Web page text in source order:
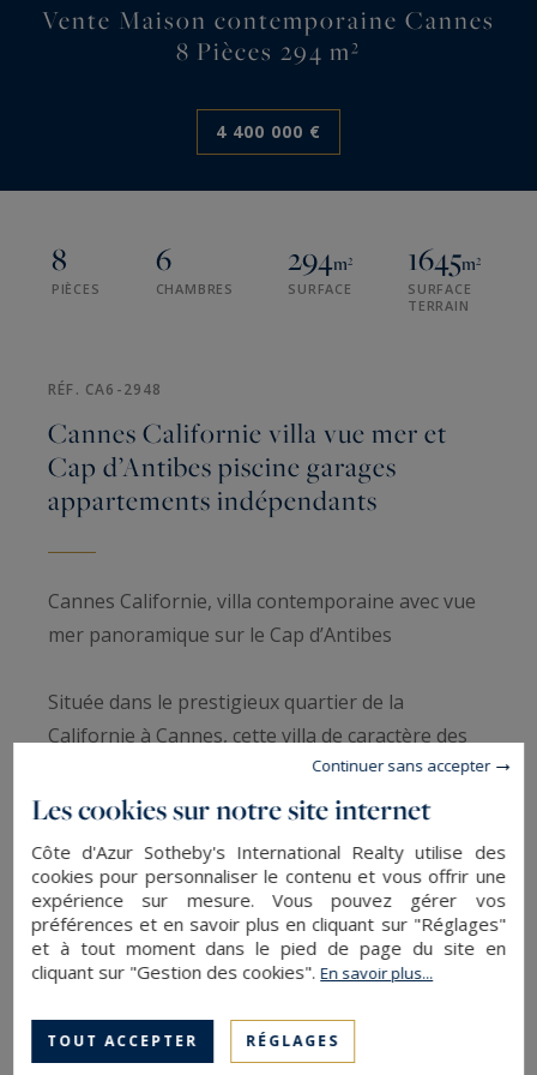
Vente Maison contemporaine Cannes
8 Pièces 294 m²
4 400 000 €
8
PIÈCES
6
CHAMBRES
294m²
SURFACE
1645m²
SURFACE
TERRAIN
RÉF. CA6-2948
Cannes Californie villa vue mer et
Cap d’Antibes piscine garages
appartements indépendants
Cannes Californie, villa contemporaine avec vue
mer panoramique sur le Cap d’Antibes
Située dans le prestigieux quartier de la
Californie à Cannes, cette villa de caractère des
années 1950 bénéficie d’un emplacement
exceptionnel et d’une vue panoramique
Lérins.
Édifiée au cœur d’un terrain paysager de plus de
1 600 m2, entièrement arboré et soigneusement
où calme, nature et panorama se conjuguent
Les cookies sur notre site internet
Côte d'Azur Sotheby's International Realty utilise des
cookies pour personnaliser le contenu et vous offrir une
expérience sur mesure. Vous pouvez gérer vos
préférences et en savoir plus en cliquant sur "Réglages"
et à tout moment dans le pied de page du site en
cliquant sur "Gestion des cookies".En savoir plus...
TOUT ACCEPTER RÉGLAGES
Continuer sans accepter